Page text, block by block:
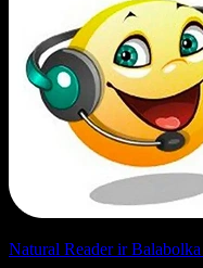
Natural Reader ir